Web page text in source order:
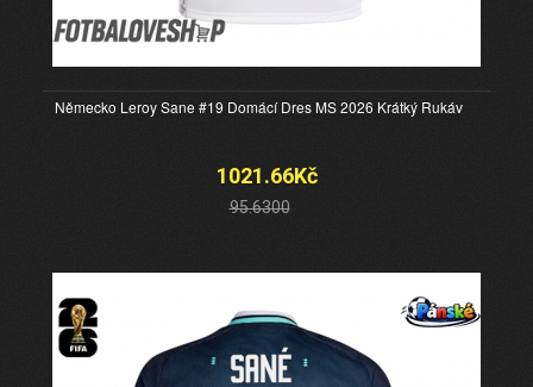
Německo Leroy Sane #19 Domácí Dres MS 2026 Krátký Rukáv
1021.66Kč
95.6300